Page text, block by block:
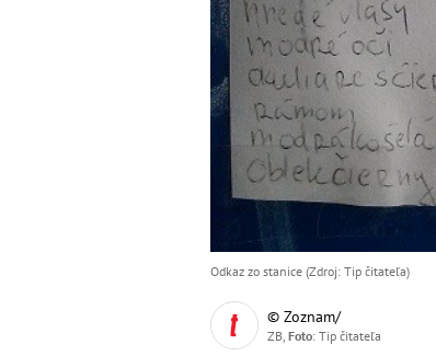
Odkaz zo stanice (Zdroj: Tip čitateľa)
© Zoznam/
ZB, Foto: Tip čitateľa